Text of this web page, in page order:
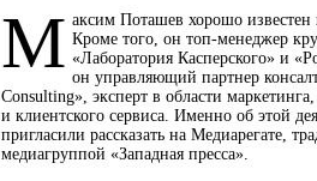
М аксим Поташев хорошо известен
Кроме того, он топ-менеджер
«Лаборатория Касперского» и
он управляющий партнер
Consulting», эксперт в области
и клиентского сервиса. Именно об этой
пригласили рассказать на Медиарегате,
медиагруппой «Западная пресса».